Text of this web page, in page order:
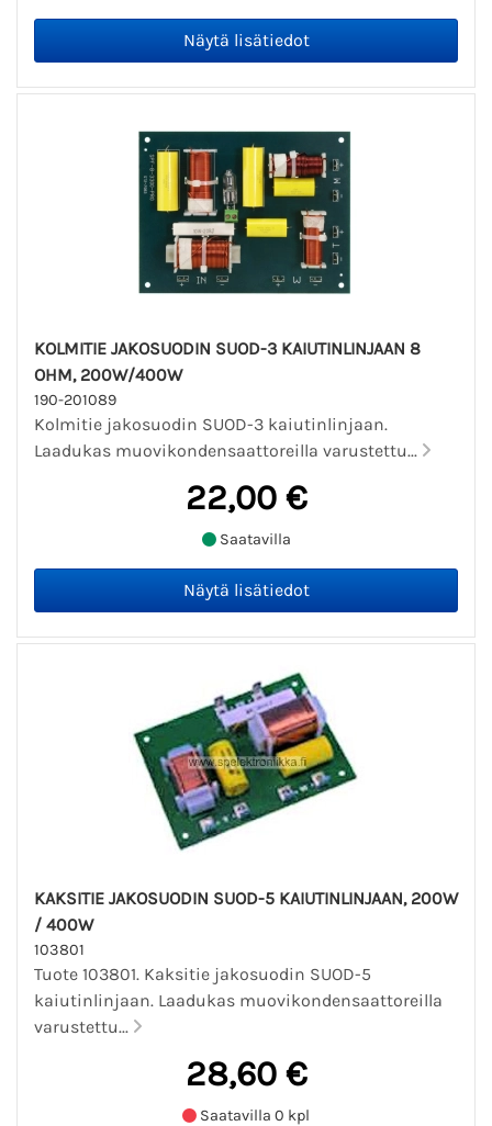
KOLMITIE JAKOSUODIN SUOD-3 KAIUTINLINJAAN 8
OHM, 200W/400W
190-201089
Kolmitie jakosuodin SUOD-3 kaiutinlinjaan.
Laadukas muovikondensaattoreilla varustettu...
22,00 €
Saatavilla
KAKSITIE JAKOSUODIN SUOD-5 KAIUTINLINJAAN, 200W
/ 400W
103801
Tuote 103801. Kaksitie jakosuodin SUOD-5
kaiutinlinjaan. Laadukas muovikondensaattoreilla
varustettu...
28,60 €
Saatavilla 0 kpl